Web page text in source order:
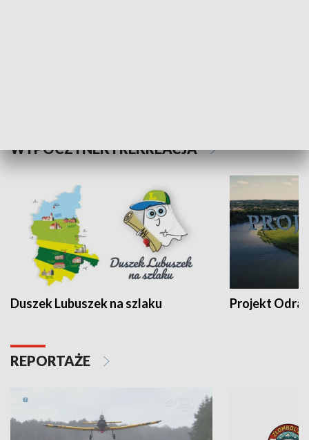
WYPOCZYNEK I REKREACJA
Duszek Lubuszek na szlaku Projekt Odra
REPORTAŻE